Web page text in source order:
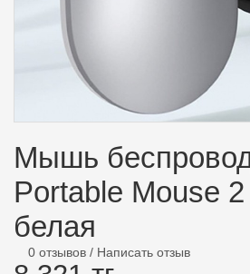
Мышь
Portable Mouse
белая
0 отзывов / Написать отзыв